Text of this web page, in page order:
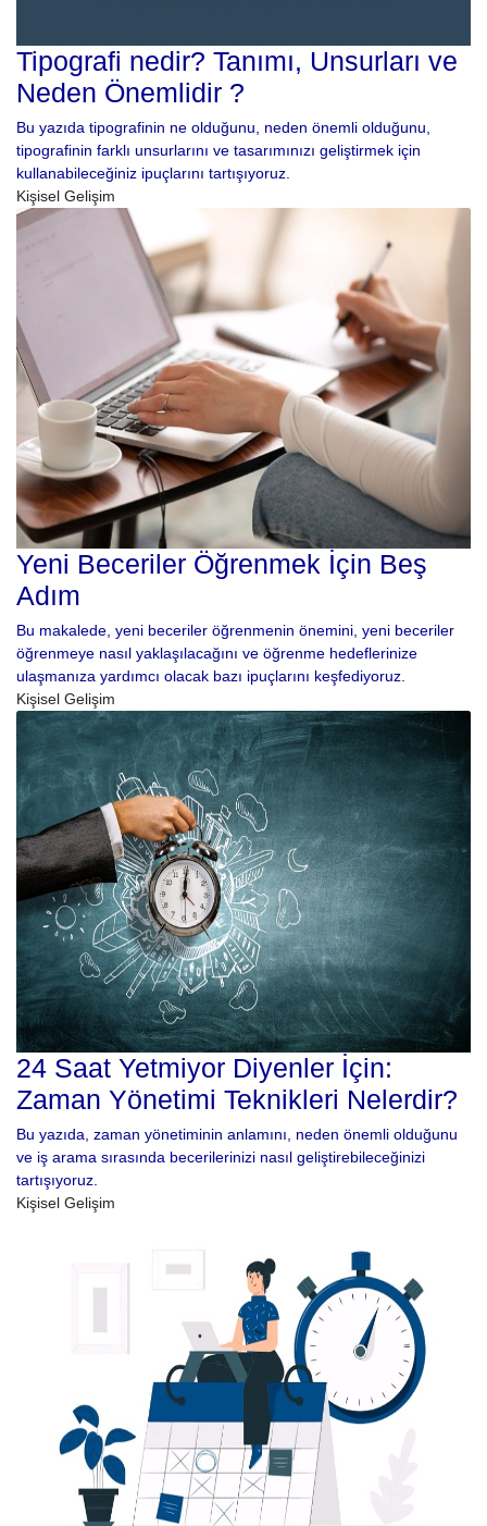
Tipografi nedir? Tanımı, Unsurları ve
Neden Önemlidir ?
Bu yazıda tipografinin ne olduğunu, neden önemli olduğunu,
tipografinin farklı unsurlarını ve tasarımınızı geliştirmek için
kullanabileceğiniz ipuçlarını tartışıyoruz.
Kişisel Gelişim
Yeni Beceriler Öğrenmek İçin Beş
Adım
Bu makalede, yeni beceriler öğrenmenin önemini, yeni beceriler
öğrenmeye nasıl yaklaşılacağını ve öğrenme hedeflerinize
ulaşmanıza yardımcı olacak bazı ipuçlarını keşfediyoruz.
Kişisel Gelişim
24 Saat Yetmiyor Diyenler İçin:
Zaman Yönetimi Teknikleri Nelerdir?
Bu yazıda, zaman yönetiminin anlamını, neden önemli olduğunu
ve iş arama sırasında becerilerinizi nasıl geliştirebileceğinizi
tartışıyoruz.
Kişisel Gelişim